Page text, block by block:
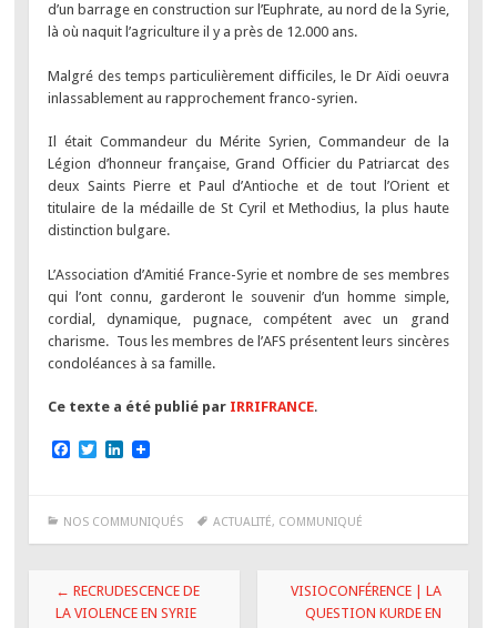
d’un barrage en construction sur l’Euphrate, au nord de la Syrie,
là où naquit l’agriculture il y a près de 12.000 ans.
Malgré des temps particulièrement difficiles, le Dr Aïdi oeuvra
inlassablement au rapprochement franco-syrien.
Il était Commandeur du Mérite Syrien, Commandeur de la
Légion d’honneur française, Grand Officier du Patriarcat des
deux Saints Pierre et Paul d’Antioche et de tout l’Orient et
titulaire de la médaille de St Cyril et Methodius, la plus haute
distinction bulgare.
L’Association d’Amitié France-Syrie et nombre de ses membres
qui l’ont connu, garderont le souvenir d’un homme simple,
cordial, dynamique, pugnace, compétent avec un grand
charisme. Tous les membres de l’AFS présentent leurs sincères
condoléances à sa famille.
Ce texte a été publié par IRRIFRANCE.
F
b
T
t
L
e
NOS COMMUNIQUÉS ACTUALITÉ, COMMUNIQUÉ
Navigation
des
← RECRUDESCENCE DE
LA VIOLENCE EN SYRIE
VISIOCONFÉRENCE | LA
QUESTION KURDE EN